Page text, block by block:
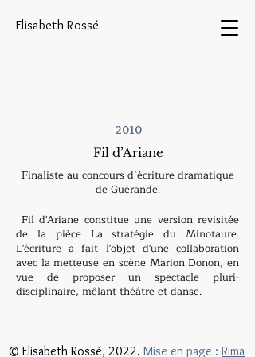
Elisabeth Rossé
2010
Fil d’Ariane
Finaliste au concours d’écriture dramatique
de Guérande.
Fil d'Ariane constitue une version revisitée
de la pièce La stratégie du Minotaure.
L'écriture a fait l'objet d'une collaboration
avec la metteuse en scène Marion Donon, en
vue de proposer un spectacle pluri-
disciplinaire, mêlant théâtre et danse.
© Elisabeth Rossé, 2022. Mise en page : Rima